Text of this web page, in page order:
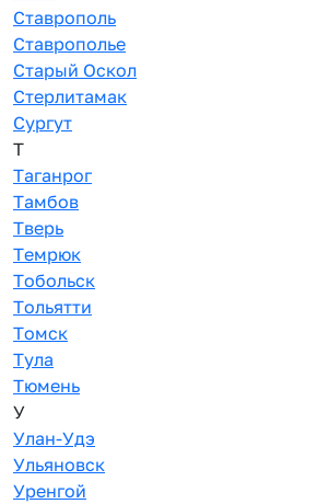
Ставрополь
Ставрополье
Старый Оскол
Стерлитамак
Сургут
Т
Таганрог
Тамбов
Тверь
Темрюк
Тобольск
Тольятти
Томск
Тула
Тюмень
У
Улан-Удэ
Ульяновск
Уренгой